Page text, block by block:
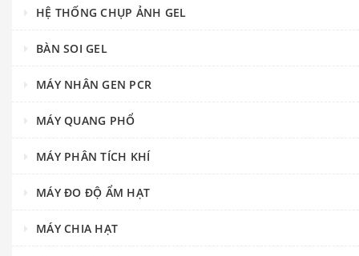
HỆ THỐNG CHỤP ẢNH GEL
BÀN SOI GEL
MÁY NHÂN GEN PCR
MÁY QUANG PHỔ
MÁY PHÂN TÍCH KHÍ
MÁY ĐO ĐỘ ẨM HẠT
MÁY CHIA HẠT